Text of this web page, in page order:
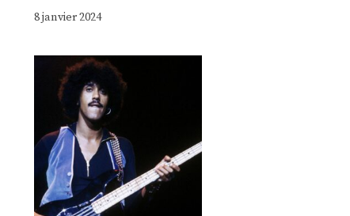
8 janvier 2024